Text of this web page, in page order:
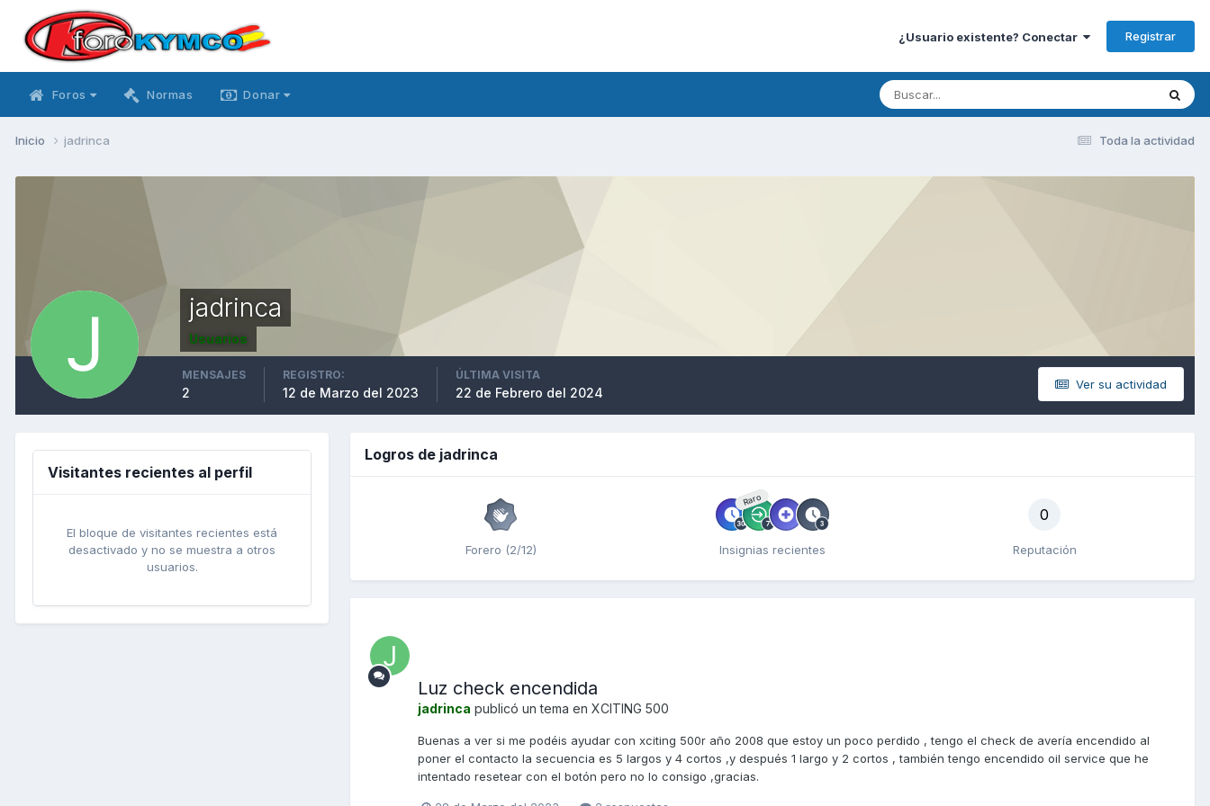
¿Usuario existente? Conectar Registrar
Foros Normas Donar
Toda la actividad
Inicio jadrinca
jadrinca
Usuarios
Ver su actividad
MENSAJES
2
REGISTRO:
12 de Marzo del 2023
ÚLTIMA VISITA
22 de Febrero del 2024
Visitantes recientes al perfil
El bloque de visitantes recientes está
desactivado y no se muestra a otros
usuarios.
Logros de jadrinca
Forero (2/12)
Raro
Insignias recientes
0
Reputación
Luz check encendida
jadrinca publicó un tema en XCITING 500
Buenas a ver si me podéis ayudar con xciting 500r año 2008 que estoy un poco perdido , tengo el check de avería encendido al
poner el contacto la secuencia es 5 largos y 4 cortos ,y después 1 largo y 2 cortos , también tengo encendido oil service que he
intentado resetear con el botón pero no lo consigo ,gracias.